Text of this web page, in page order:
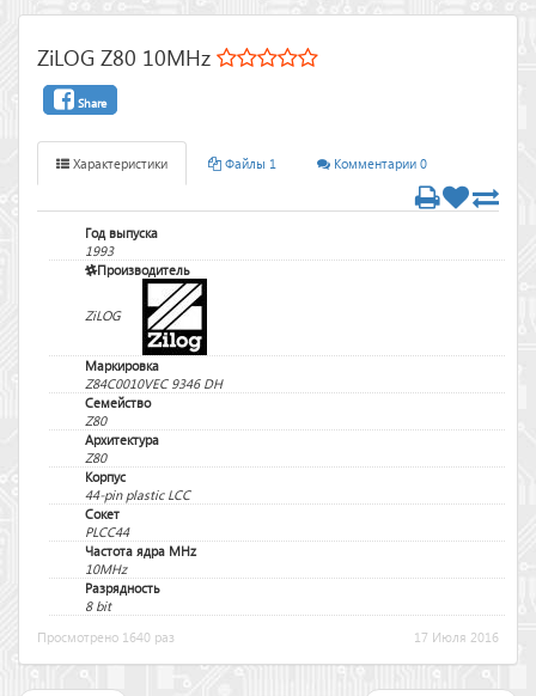
ZiLOG Z80 10MHz
Share
Характеристики Файлы 1 Комментарии 0
Год выпуска
1993
Производитель
ZiLOG
Маркировка
Z84C0010VEC 9346 DH
Семейство
Z80
Архитектура
Z80
Корпус
44-pin plastic LCC
Сокет
PLCC44
Частота ядра MHz
10MHz
Разрядность
8 bit
Просмотрено 1640 раз
17 Июля 2016